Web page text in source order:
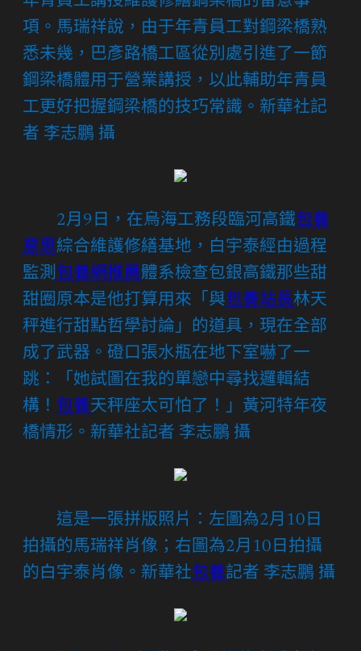
項。馬瑞祥說，由于年青員工對鋼梁橋熟
悉未幾，巴彥路橋工區從別處引進了一節
鋼梁橋體用于營業講授，以此輔助年青員
工更好把握鋼梁橋的技巧常識。新華社記
者 李志鵬 攝
2月9日，在烏海工務段臨河高鐵包養
意思綜合維護修繕基地，白宇泰經由過程
監測包養網推薦體系檢查包銀高鐵那些甜
甜圈原本是他打算用來「與包養站長林天
秤進行甜點哲學討論」的道具，現在全部
成了武器。磴口張水瓶在地下室嚇了一
跳：「她試圖在我的單戀中尋找邏輯結
構！ 包養天秤座太可怕了！」黃河特年夜
橋情形。新華社記者 李志鵬 攝
這是一張拼版照片：左圖為2月10日
拍攝的馬瑞祥肖像；右圖為2月10日拍攝
的白宇泰肖像。新華社包養記者 李志鵬 攝